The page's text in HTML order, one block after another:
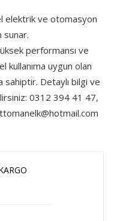
elektrik ve otomasyon
sunar.
performansı ve
kullanıma uygun olan
sahiptir. Detaylı bilgi ve
0312 394 41 47,